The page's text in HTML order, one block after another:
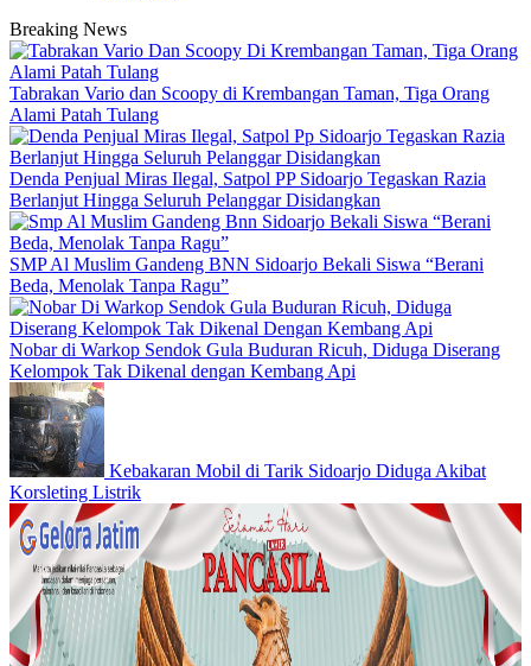
Breaking News
Tabrakan Vario dan Scoopy di Krembangan Taman, Tiga Orang
Alami Patah Tulang
Denda Penjual Miras Ilegal, Satpol PP Sidoarjo Tegaskan Razia
Berlanjut Hingga Seluruh Pelanggar Disidangkan
SMP Al Muslim Gandeng BNN Sidoarjo Bekali Siswa “Berani
Beda, Menolak Tanpa Ragu”
Nobar di Warkop Sendok Gula Buduran Ricuh, Diduga Diserang
Kelompok Tak Dikenal dengan Kembang Api
Kebakaran Mobil di Tarik Sidoarjo Diduga Akibat
Korsleting Listrik